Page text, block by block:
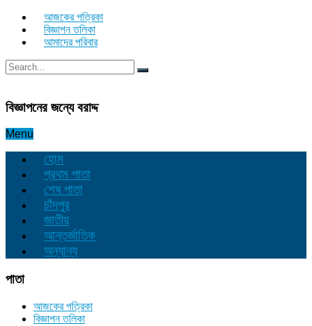
আজকের পত্রিকা
বিজ্ঞাপন তলিকা
আমাদের পরিবার
বিজ্ঞাপনের জন্যে বরাদ্দ
Menu
হোম
প্রথম পাতা
শেষ পাতা
চাঁদপুর
জাতীয়
আন্তর্জাতিক
অন্যান্য
পাতা
আজকের পত্রিকা
বিজ্ঞাপন তলিকা